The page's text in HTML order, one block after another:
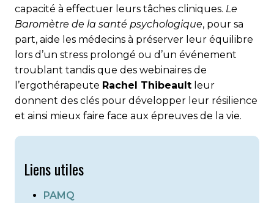
capacité à effectuer leurs tâches cliniques. Le
Baromètre de la santé psychologique, pour sa
part, aide les médecins à préserver leur équilibre
lors d’un stress prolongé ou d’un événement
troublant tandis que des webinaires de
l’ergothérapeute Rachel Thibeault leur
donnent des clés pour développer leur résilience
et ainsi mieux faire face aux épreuves de la vie.
Liens utiles
PAMQ